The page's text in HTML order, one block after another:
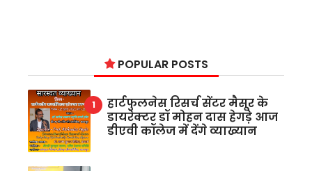
POPULAR POSTS
हार्टफुलनेस रिसर्च सेंटर मैसूर के
डायरेक्टर डॉ मोहन दास हेगड़े आज
डीएवी कॉलेज में देंगे व्याख्यान